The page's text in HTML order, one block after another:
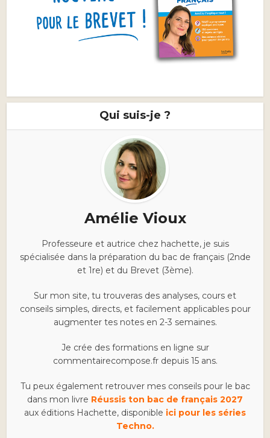
Qui suis-je ?
Amélie Vioux
Professeure et autrice chez hachette, je suis
spécialisée dans la préparation du bac de français (2nde
et 1re) et du Brevet (3ème).
Sur mon site, tu trouveras des analyses, cours et
conseils simples, directs, et facilement applicables pour
augmenter tes notes en 2-3 semaines.
Je crée des formations en ligne sur
commentairecompose.fr depuis 15 ans.
Tu peux également retrouver mes conseils pour le bac
dans mon livre Réussis ton bac de français 2027
aux éditions Hachette, disponible ici pour les séries
Techno.